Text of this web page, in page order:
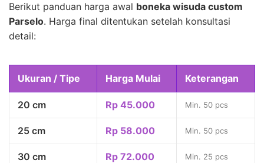
Berikut panduan harga awal boneka wisuda custom
Parselo. Harga final ditentukan setelah konsultasi
detail:
Ukuran / Tipe Harga Mulai Keterangan
20 cm Rp 45.000 Min. 50 pcs
25 cm Rp 58.000 Min. 50 pcs
30 cm Rp 72.000 Min. 25 pcs